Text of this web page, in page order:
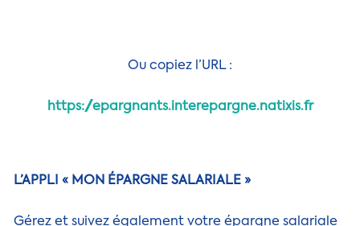
Ou copiez l’URL :
https://epargnants.interepargne.natixis.fr
L’APPLI « MON ÉPARGNE SALARIALE »
Gérez et suivez également votre épargne salariale